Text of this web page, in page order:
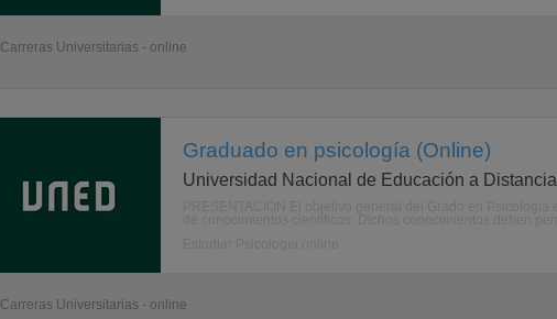
Carreras Universitarias - online
Graduado en psicología (Online)
Universidad Nacional de Educación a Distancia
Carreras Universitarias - online